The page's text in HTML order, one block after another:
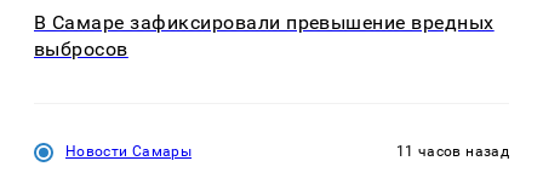
В Самаре зафиксировали превышение вредных
выбросов
Новости Самары 11 часов назад